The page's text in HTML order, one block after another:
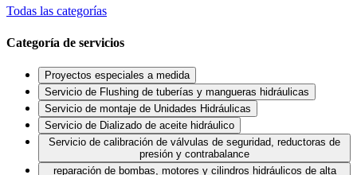
Todas las categorías
Categoría de servicios
Proyectos especiales a medida
Servicio de Flushing de tuberías y mangueras hidráulicas
Servicio de montaje de Unidades Hidráulicas
Servicio de Dializado de aceite hidráulico
Servicio de calibración de válvulas de seguridad, reductoras de
presión y contrabalance
reparación de bombas, motores y cilindros hidráulicos de alta